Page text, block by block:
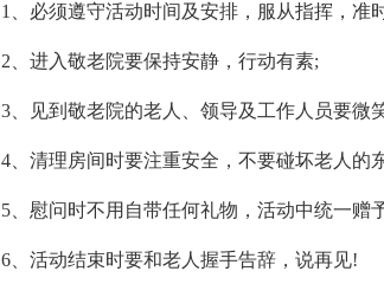
1、必须遵守活动时间及安排，服从指挥，准
2、进入敬老院要保持安静，行动有素;
3、见到敬老院的老人、领导及工作人员要微
4、清理房间时要注重安全，不要碰坏老人的
5、慰问时不用自带任何礼物，活动中统一赠
6、活动结束时要和老人握手告辞，说再见!